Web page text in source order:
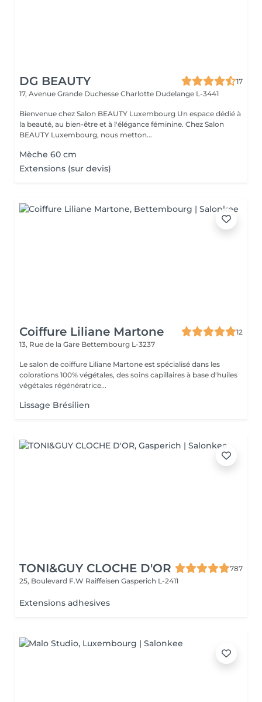
DG BEAUTY
17
17, Avenue Grande Duchesse Charlotte Dudelange L-3441
Bienvenue chez Salon BEAUTY Luxembourg Un espace dédié à
la beauté, au bien-être et à l'élégance féminine. Chez Salon
BEAUTY Luxembourg, nous metton...
Mèche 60 cm
Extensions (sur devis)
Coiffure Liliane Martone
12
13, Rue de la Gare Bettembourg L-3237
Le salon de coiffure Liliane Martone est spécialisé dans les
colorations 100% végétales, des soins capillaires à base d'huiles
végétales régénératrice...
Lissage Brésilien
TONI&GUY CLOCHE D'OR
787
25, Boulevard F.W Raiffeisen Gasperich L-2411
Extensions adhesives